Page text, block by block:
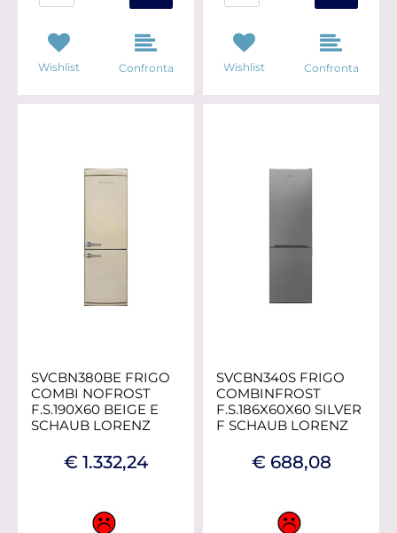
Wishlist Confronta Wishlist Confronta
SVCBN380BE FRIGO
COMBI NOFROST
F.S.190X60 BEIGE E
SCHAUB LORENZ
€ 1.332,24
SVCBN340S FRIGO
COMBINFROST
F.S.186X60X60 SILVER
F SCHAUB LORENZ
€ 688,08